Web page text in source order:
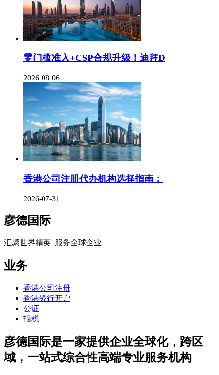
零门槛准入+CSP合规升级！迪拜D
2026-08-06
香港公司注册代办机构选择指南：
2026-07-31
彦德国际
汇聚世界精英 服务全球企业
业务
香港公司注册
香港银行开户
公证
报税
彦德国际是一家提供企业全球化，跨区
域，一站式综合性高端专业服务机构